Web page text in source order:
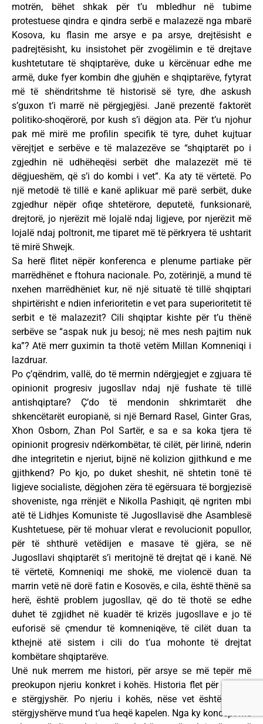
motrën, bëhet shkak për t’u mbledhur në tubime
protestuese qindra e qindra serbë e malazezë nga mbarë
Kosova, ku flasin me arsye e pa arsye, drejtësisht e
padrejtësisht, ku insistohet për zvogëlimin e të drejtave
kushtetutare të shqiptarëve, duke u kërcënuar edhe me
armë, duke fyer kombin dhe gjuhën e shqiptarëve, fytyrat
më të shëndritshme të historisë së tyre, dhe askush
s’guxon t’i marrë në përgjegjësi. Janë prezentë faktorët
politiko-shoqërorë, por kush s’i dëgjon ata. Për t’u njohur
pak më mirë me profilin specifik të tyre, duhet kujtuar
vërejtjet e serbëve e të malazezëve se “shqiptarët po i
zgjedhin në udhëheqësi serbët dhe malazezët më të
dëgjueshëm, që s’i do kombi i vet”. Ka aty të vërtetë. Po
një metodë të tillë e kanë aplikuar më parë serbët, duke
zgjedhur nëpër ofiqe shtetërore, deputetë, funksionarë,
drejtorë, jo njerëzit më lojalë ndaj ligjeve, por njerëzit më
lojalë ndaj poltronit, me tiparet më të përkryera të ushtarit
të mirë Shwejk.
Sa herë flitet nëpër konferenca e plenume partiake për
marrëdhënet e ftohura nacionale. Po, zotërinjë, a mund të
nxehen marrëdhëniet kur, në një situatë të tillë shqiptari
shpirtërisht e ndien inferioritetin e vet para superioritetit të
serbit e të malazezit? Cili shqiptar kishte për t’u thënë
serbëve se “aspak nuk ju besoj; në mes nesh pajtim nuk
ka”? Atë merr guximin ta thotë vetëm Millan Komneniqi i
lazdruar.
Po ç’qëndrim, vallë, do të merrnin ndërgjegjet e zgjuara të
opinionit progresiv jugosllav ndaj një fushate të tillë
antishqiptare? Ç’do të mendonin shkrimtarët dhe
shkencëtarët europianë, si një Bernard Rasel, Ginter Gras,
Xhon Osborn, Zhan Pol Sartër, e sa e sa koka tjera të
opinionit progresiv ndërkombëtar, të cilët, për lirinë, nderin
dhe integritetin e njeriut, bijnë në kolizion gjithkund e me
gjithkend? Po kjo, po duket sheshit, në shtetin tonë të
ligjeve socialiste, dëgjohen zëra të egërsuara të borgjezisë
shoveniste, nga rrënjët e Nikolla Pashiqit, që ngriten mbi
atë të Lidhjes Komuniste të Jugosllavisë dhe Asamblesë
Kushtetuese, për të mohuar vlerat e revolucionit popullor,
për të shthurë vetëdijen e masave të gjëra, se në
Jugosllavi shqiptarët s’i meritojnë të drejtat që i kanë. Në
të vërtetë, Komneniqi me shokë, me violencë duan ta
marrin vetë në dorë fatin e Kosovës, e cila, është thënë sa
herë, është problem jugosllav, që do të thotë se edhe
duhet të zgjidhet në kuadër të krizës jugosllave e jo të
euforisë së çmendur të komneniqëve, të cilët duan ta
kthejnë atë sistem i cili do t’ua mohonte të drejtat
kombëtare shqiptarëve.
Unë nuk merrem me histori, për arsye se më tepër më
preokupon njeriu konkret i kohës. Historia flet për gjyshër
e stërgjyshër. Po njeriu i kohës, nëse vet është i zoti,
stërgjyshërve mund t’ua heqë kapelen. Nga ky koncept më